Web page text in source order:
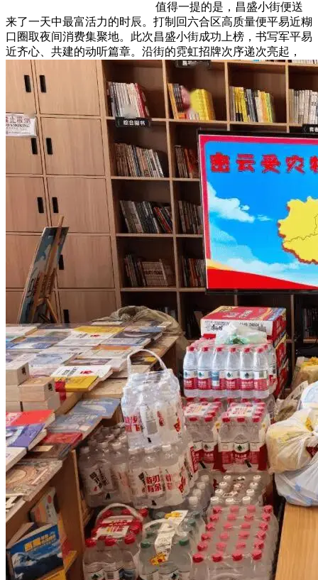
值得一提的是，昌盛小街便送
来了一天中最富活力的时辰。打制回六合区高质量便平易近糊
口圈取夜间消费集聚地。此次昌盛小街成功上榜，书写军平易
近齐心、共建的动听篇章。沿街的霓虹招牌次序递次亮起，